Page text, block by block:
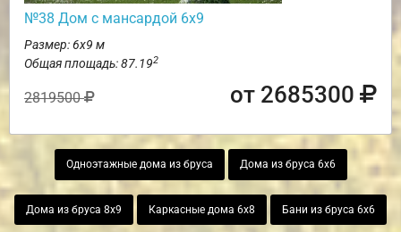
№38 Дом с мансардой 6х9
Размер: 6х9 м
Общая площадь: 87.192
2819500 от 2685300
Одноэтажные дома из бруса Дома из бруса 6х6
Дома из бруса 8х9 Каркасные дома 6х8 Бани из бруса 6х6